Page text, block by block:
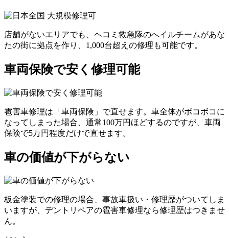
店舗がないエリアでも、ヘコミ救急隊のへイルチームがあな
たの街に拠点を作り、1,000台超えの修理も可能です。
車両保険で安く修理可能
雹害車修理は「車両保険」で直せます。車全体がボコボコに
なってしまった場合、通常100万円ほどするのですが、車両
保険で5万円程度だけで直せます。
車の価値が下がらない
板金塗装での修理の場合、事故車扱い・修理歴がついてしま
いますが、デントリペアの雹害車修理なら修理歴はつきませ
ん。